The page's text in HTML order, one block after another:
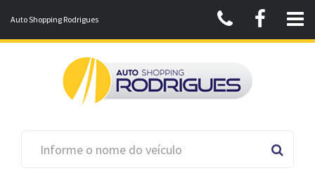
Auto Shopping Rodrigues